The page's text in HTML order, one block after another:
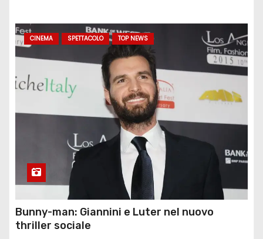
CINEMA SPETTACOLO TOP NEWS
Bunny-man: Giannini e Luter nel nuovo
thriller sociale